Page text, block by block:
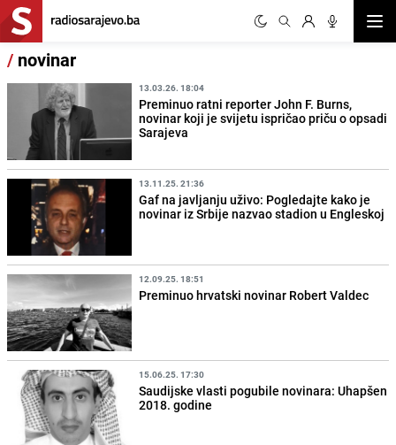
/ novinar
13.03.26. 18:04
Preminuo ratni reporter John F. Burns,
novinar koji je svijetu ispričao priču o opsadi
Sarajeva
13.11.25. 21:36
Gaf na javljanju uživo: Pogledajte kako je
novinar iz Srbije nazvao stadion u Engleskoj
12.09.25. 18:51
Preminuo hrvatski novinar Robert Valdec
15.06.25. 17:30
Saudijske vlasti pogubile novinara: Uhapšen
2018. godine